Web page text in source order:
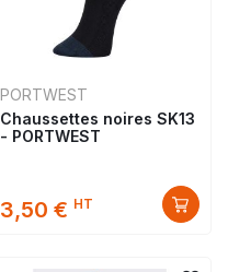
PORTWEST
Chaussettes noires SK13
- PORTWEST
3,50 € HT